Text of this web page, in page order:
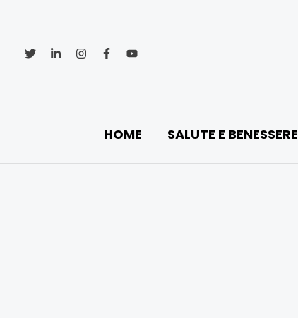
contenuto
HOME SALUTE E BENESSERE